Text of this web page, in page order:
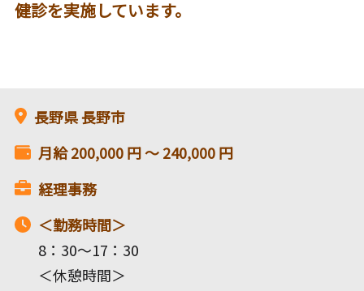
健診を実施しています。
長野県長野市
月給 200,000 円 〜 240,000円
経理事務
＜勤務時間＞
8：30～17：30
＜休憩時間＞